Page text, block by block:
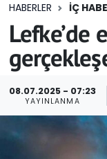
HABERLER İÇ
Lefke’de
08.07.2025 - 07:23
YAYINLANMA
Eğitim
Ekonomi
GEZİ
Tüm
Son